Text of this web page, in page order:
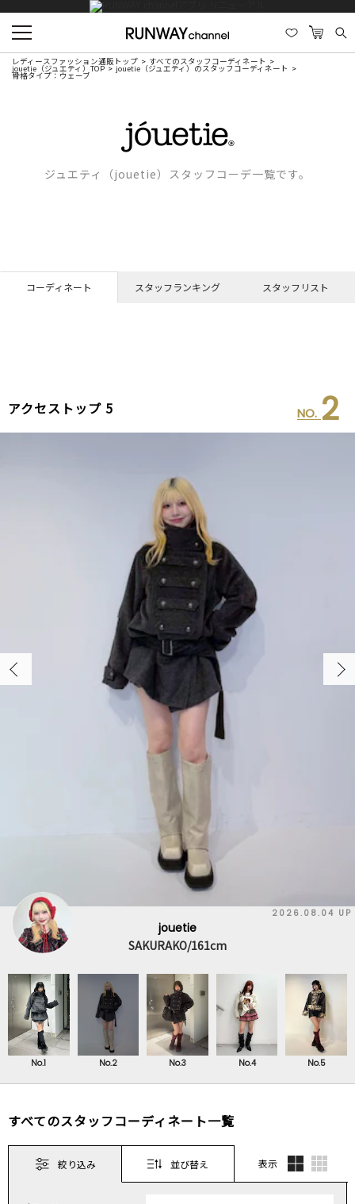
レディースファッション通販トップ すべてのスタッフコーディネート
jouetie（ジュエティ）TOP jouetie（ジュエティ）のスタッフコーディネート
骨格タイプ：ウェーブ
ジュエティ（jouetie）スタッフコーデ一覧です。
コーディネート スタッフランキング スタッフリスト
アクセストップ 5 NO. 2
2026.08.04 UP
jouetie
SAKURAKO/161cm
No.1 No.2 No.3 No.4 No.5
すべてのスタッフコーディネート一覧
絞り込み 並び替え 表示